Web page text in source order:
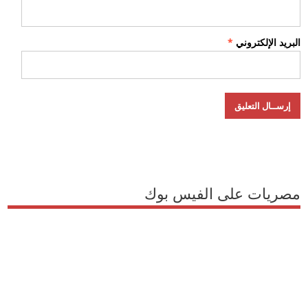
البريد الإلكتروني *
مصريات على الفيس بوك